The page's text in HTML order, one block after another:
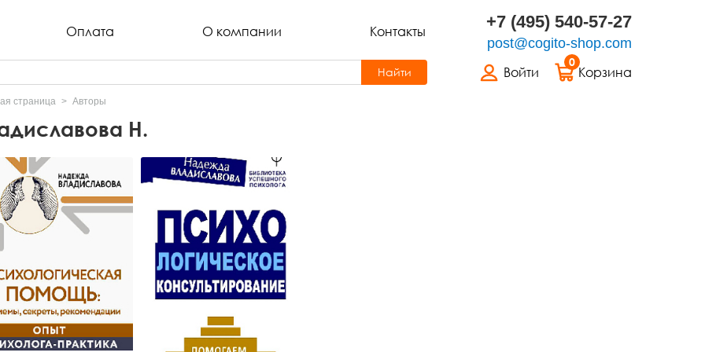
Оплата О компании Контакты +7 (495) 540-57-27
post@cogito-shop.com
Войти
0
Корзина
Найти
страница Авторы
Н.